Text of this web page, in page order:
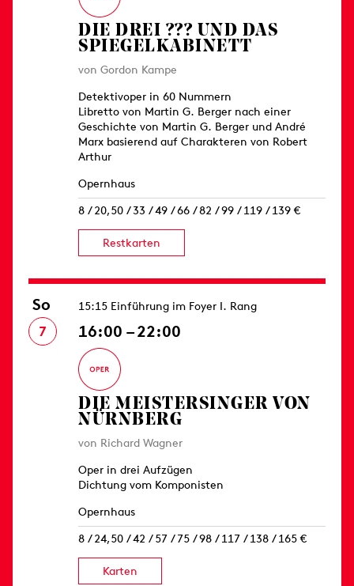
DIE DREI ??? UND DAS
SPIEGELKABINETT
von Gordon Kampe
Detektivoper in 60 Nummern
Libretto von Martin G. Berger nach einer
Geschichte von Martin G. Berger und André
Marx basierend auf Charakteren von Robert
Arthur
Opernhaus
8 / 20,50 / 33 / 49 / 66 / 82 / 99 / 119 / 139 €
Restkarten
So
7
15:15 Einführung im Foyer I. Rang
16:00 – 22:00
DIE MEISTERSINGER VON
NÜRNBERG
von Richard Wagner
Oper in drei Aufzügen
Dichtung vom Komponisten
Opernhaus
8 / 24,50 / 42 / 57 / 75 / 98 / 117 / 138 / 165 €
Karten